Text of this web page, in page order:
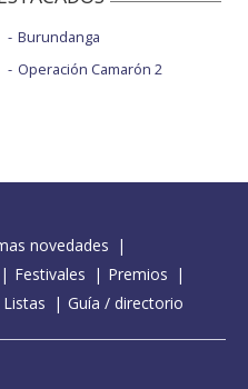
Burundanga
Operación Camarón 2
novedades
Festivales
Premios
Listas Guía / directorio